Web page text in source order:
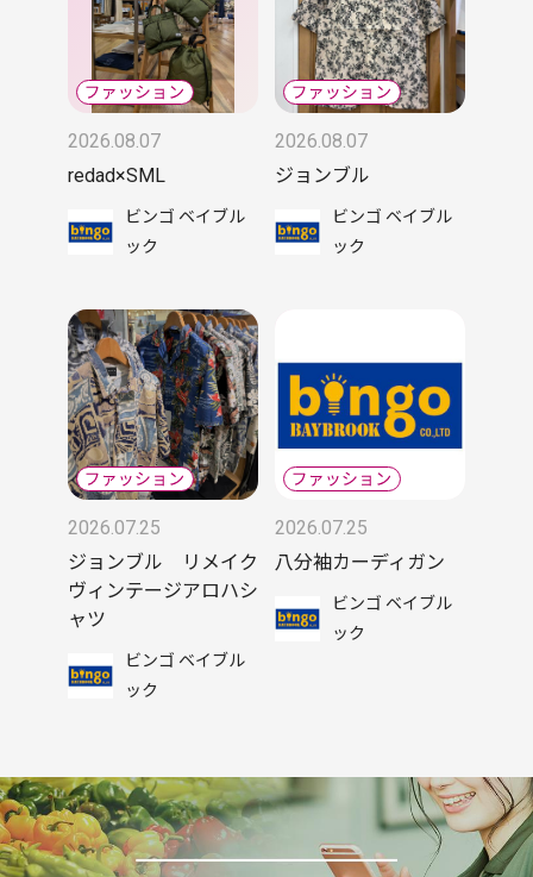
2026.08.07
redad×SML
ビンゴ ベイブル
ック
2026.08.07
ジョンブル
ビンゴ ベイブル
ック
2026.07.25
ジョンブル リメイク
ヴィンテージアロハシ
ャツ
ビンゴ ベイブル
ック
2026.07.25
八分袖カーディガン
ビンゴ ベイブル
ック